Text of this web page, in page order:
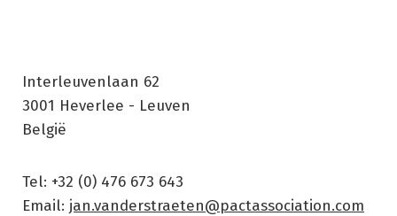
Interleuvenlaan 62
3001 Heverlee - Leuven
België
Tel: +32 (0) 476 673 643
Email: jan.vanderstraeten@pactassociation.com